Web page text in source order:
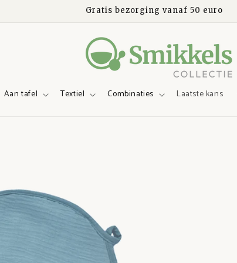
Gratis bezorging vanaf 50 euro
Aan tafel Textiel Combinaties Laatste kans